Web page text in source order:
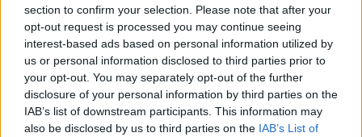
section to confirm your selection. Please note that after your
opt-out request is processed you may continue seeing
interest-based ads based on personal information utilized by
us or personal information disclosed to third parties prior to
your opt-out. You may separately opt-out of the further
disclosure of your personal information by third parties on the
IAB’s list of downstream participants. This information may
also be disclosed by us to third parties on the IAB’s List of